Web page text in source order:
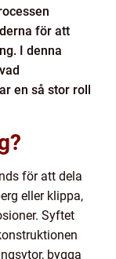
för att
I denna
en så stor roll
för att dela
eller klippa,
Syftet
bygga